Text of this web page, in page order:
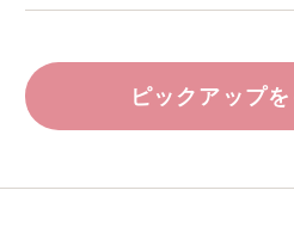
ピックアップ